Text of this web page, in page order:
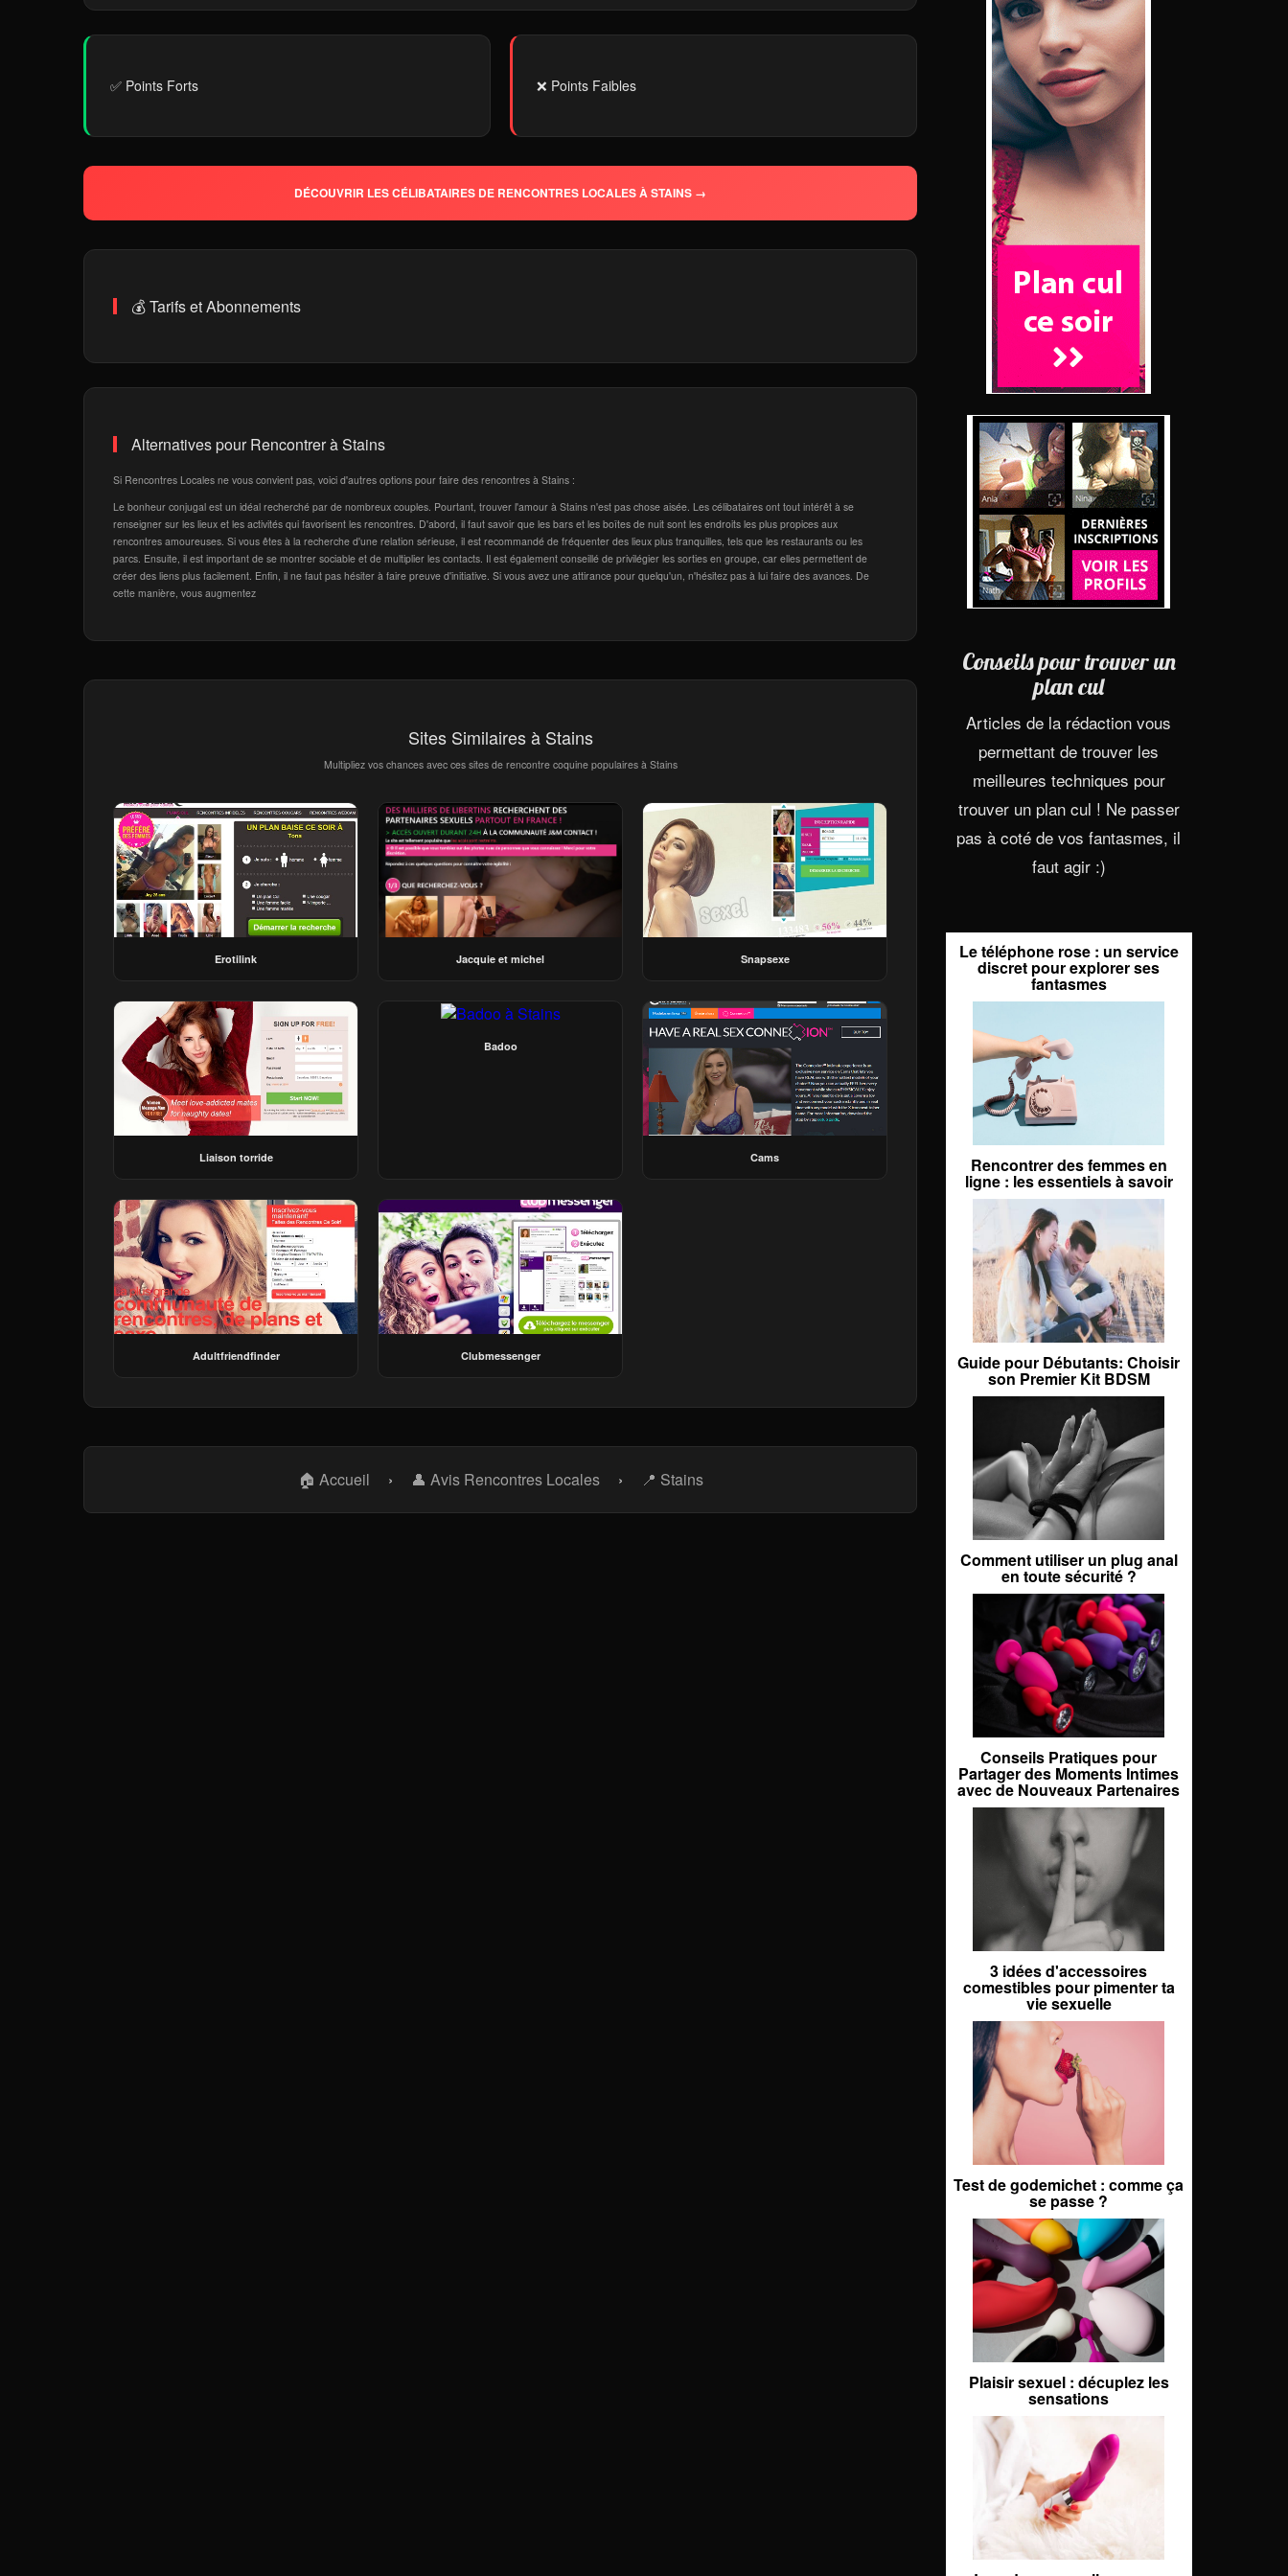
✅ Points Forts ❌ Points Faibles
DÉCOUVRIR LES CÉLIBATAIRES DE RENCONTRES LOCALES À STAINS →
💰 Tarifs et Abonnements
Alternatives pour Rencontrer à Stains
Si Rencontres Locales ne vous convient pas, voici d'autres options pour faire des rencontres à Stains :
Le bonheur conjugal est un idéal recherché par de nombreux couples. Pourtant, trouver l'amour à Stains n'est pas chose aisée. Les célibataires ont tout intérêt à se
renseigner sur les lieux et les activités qui favorisent les rencontres. D'abord, il faut savoir que les bars et les boîtes de nuit sont les endroits les plus propices aux
rencontres amoureuses. Si vous êtes à la recherche d'une relation sérieuse, il est recommandé de fréquenter des lieux plus tranquilles, tels que les restaurants ou les
parcs. Ensuite, il est important de se montrer sociable et de multiplier les contacts. Il est également conseillé de privilégier les sorties en groupe, car elles permettent de
créer des liens plus facilement. Enfin, il ne faut pas hésiter à faire preuve d'initiative. Si vous avez une attirance pour quelqu'un, n'hésitez pas à lui faire des avances. De
cette manière, vous augmentez
Sites Similaires à Stains
Multipliez vos chances avec ces sites de rencontre coquine populaires à Stains
Erotilink Jacquie et michel Snapsexe
Liaison torride
Badoo
Cams
Adultfriendfinder Clubmessenger
🏠 Accueil › 👤 Avis Rencontres Locales › 📍 Stains
Conseils pour trouver un
plan cul
Articles de la rédaction vous
permettant de trouver les
meilleures techniques pour
trouver un plan cul ! Ne passer
pas à coté de vos fantasmes, il
faut agir :)
Le téléphone rose : un service
discret pour explorer ses
fantasmes
Rencontrer des femmes en
ligne : les essentiels à savoir
Guide pour Débutants: Choisir
son Premier Kit BDSM
Comment utiliser un plug anal
en toute sécurité ?
Conseils Pratiques pour
Partager des Moments Intimes
avec de Nouveaux Partenaires
3 idées d'accessoires
comestibles pour pimenter ta
vie sexuelle
Test de godemichet : comme ça
se passe ?
Plaisir sexuel : décuplez les
sensations